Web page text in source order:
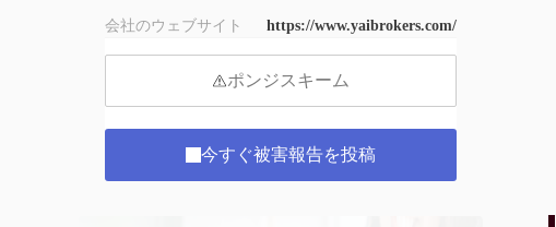
会社のウェブサイト https://www.yaibrokers.com/
ポンジスキーム
今すぐ被害報告を投稿